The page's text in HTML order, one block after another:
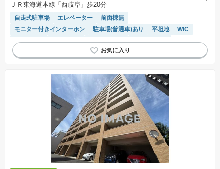
いたします。
場合があります。
ＪＲ東海道本線「西岐阜」歩20分
自走式駐車場 エレベーター
前面棟無
モニター付きインターホン
駐車場(普通車)あり 平坦地
WIC
浴室乾燥機
駐車場空き 温水洗浄便座
宅配ボックス
システムキッチン
リフォーム済み物件